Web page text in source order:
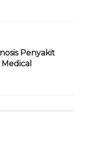
Penyakit